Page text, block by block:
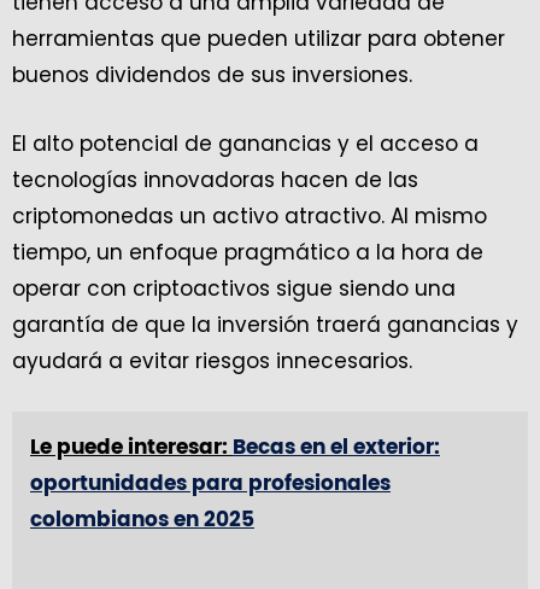
herramientas que pueden utilizar para obtener
buenos dividendos de sus inversiones.
El alto potencial de ganancias y el acceso a
tecnologías innovadoras hacen de las
criptomonedas un activo atractivo. Al mismo
tiempo, un enfoque pragmático a la hora de
operar con criptoactivos sigue siendo una
garantía de que la inversión traerá ganancias y
ayudará a evitar riesgos innecesarios.
Le puede interesar: Becas en el exterior:
oportunidades para profesionales
colombianos en 2025